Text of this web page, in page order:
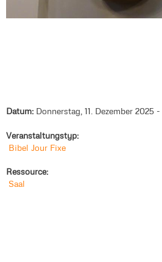
Datum: Donnerstag, 11. Dezember 2025 -
Veranstaltungstyp:
Bibel Jour Fixe
Ressource:
Saal